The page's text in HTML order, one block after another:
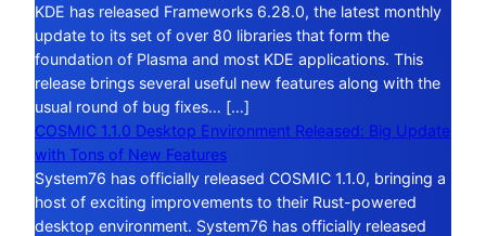
KDE has released Frameworks 6.28.0, the latest monthly
update to its set of over 80 libraries that form the
foundation of Plasma and most KDE applications. This
release brings several useful new features along with the
usual round of bug fixes… […]
COSMIC 1.1.0 Desktop Environment Released: Big Update
with Tons of New Features
System76 has officially released COSMIC 1.1.0, bringing a
host of exciting improvements to their Rust-powered
desktop environment. System76 has officially released